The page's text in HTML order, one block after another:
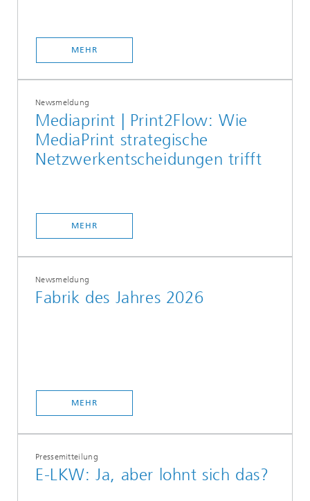
MEHR
Newsmeldung
Mediaprint | Print2Flow: Wie
MediaPrint strategische
Netzwerkentscheidungen trifft
MEHR
Newsmeldung
Fabrik des Jahres 2026
MEHR
Pressemitteilung
E-LKW: Ja, aber lohnt sich das?